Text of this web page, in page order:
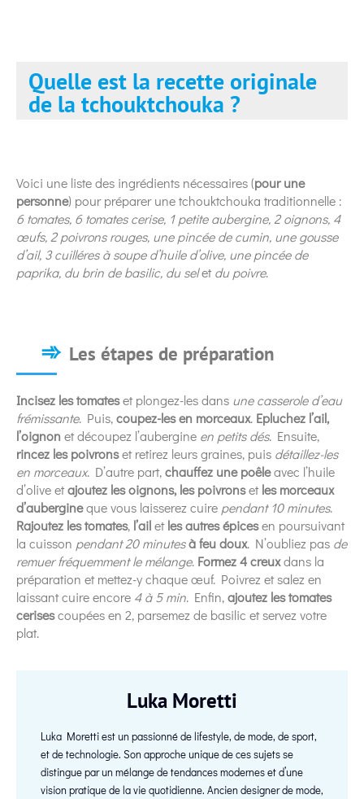
Quelle est la recette originale
de la tchouktchouka ?
Voici une liste des ingrédients nécessaires (pour une
personne) pour préparer une tchouktchouka traditionnelle :
6 tomates, 6 tomates cerise, 1 petite aubergine, 2 oignons, 4
œufs, 2 poivrons rouges, une pincée de cumin, une gousse
d’ail, 3 cuilléres à soupe d’huile d’olive, une pincée de
paprika, du brin de basilic, du seletdu poivre.
Les étapes de préparation
Incisez les tomateset plongez-les dans une casserole d’eau
frémissante. Puis,coupez-les en morceaux. Epluchez l’ail,
l’oignon et découpez l’aubergine en petits dés. Ensuite,
rincez les poivronset retirez leurs graines, puis détaillez-les
en morceaux. D’autre part,chauffez une poêleavec l’huile
d’olive etajoutez les oignons, les poivronsetles morceaux
d’aubergineque vous laisserez cuire pendant 10 minutes.
Rajoutez les tomates, l’ailetles autres épicesen poursuivant
la cuisson pendant 20 minutesà feu doux. N’oubliez pas de
remuer fréquemment le mélange. Formez 4 creuxdans la
préparation et mettez-y chaque œuf. Poivrez et salez en
laissant cuire encore 4 à 5 min. Enfin,ajoutez les tomates
cerisescoupées en 2, parsemez de basilic et servez votre
plat.
Luka Moretti
Luka Moretti est un passionné de lifestyle, de mode, de sport,
et de technologie. Son approche unique de ces sujets se
distingue par un mélange de tendances modernes et d’une
vision pratique de la vie quotidienne. Ancien designer de mode,